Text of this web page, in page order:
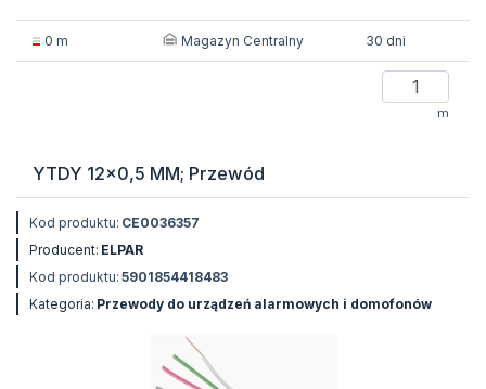
0 m Magazyn Centralny 30 dni
m
YTDY 12x0,5 MM; Przewód
Kod produktu: CE0036357
Producent: ELPAR
Kod produktu: 5901854418483
Kategoria: Przewody do urządzeń alarmowych i domofonów